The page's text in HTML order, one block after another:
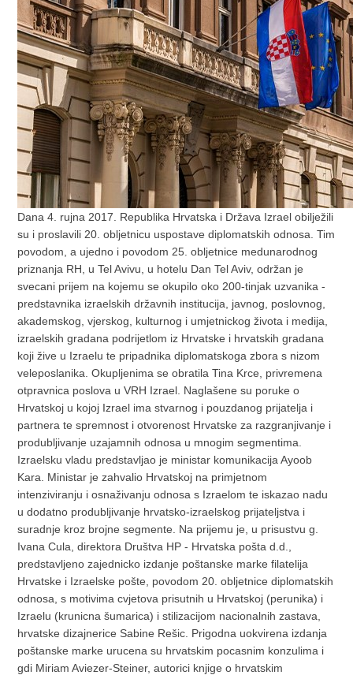
Dana 4. rujna 2017. Republika Hrvatska i Država Izrael obilježili
su i proslavili 20. obljetnicu uspostave diplomatskih odnosa. Tim
povodom, a ujedno i povodom 25. obljetnice medunarodnog
priznanja RH, u Tel Avivu, u hotelu Dan Tel Aviv, održan je
svecani prijem na kojemu se okupilo oko 200-tinjak uzvanika -
predstavnika izraelskih državnih institucija, javnog, poslovnog,
akademskog, vjerskog, kulturnog i umjetnickog života i medija,
izraelskih gradana podrijetlom iz Hrvatske i hrvatskih gradana
koji žive u Izraelu te pripadnika diplomatskoga zbora s nizom
veleposlanika. Okupljenima se obratila Tina Krce, privremena
otpravnica poslova u VRH Izrael. Naglašene su poruke o
Hrvatskoj u kojoj Izrael ima stvarnog i pouzdanog prijatelja i
partnera te spremnost i otvorenost Hrvatske za razgranjivanje i
produbljivanje uzajamnih odnosa u mnogim segmentima.
Izraelsku vladu predstavljao je ministar komunikacija Ayoob
Kara. Ministar je zahvalio Hrvatskoj na primjetnom
intenziviranju i osnaživanju odnosa s Izraelom te iskazao nadu
u dodatno produbljivanje hrvatsko-izraelskog prijateljstva i
suradnje kroz brojne segmente. Na prijemu je, u prisustvu g.
Ivana Cula, direktora Društva HP - Hrvatska pošta d.d.,
predstavljeno zajednicko izdanje poštanske marke filatelija
Hrvatske i Izraelske pošte, povodom 20. obljetnice diplomatskih
odnosa, s motivima cvjetova prisutnih u Hrvatskoj (perunika) i
Izraelu (krunicna šumarica) i stilizacijom nacionalnih zastava,
hrvatske dizajnerice Sabine Rešic. Prigodna uokvirena izdanja
poštanske marke urucena su hrvatskim pocasnim konzulima i
gdi Miriam Aviezer-Steiner, autorici knjige o hrvatskim